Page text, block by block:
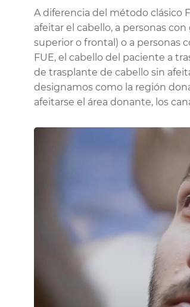
A diferencia del método clásico
afeitar el cabello, a personas
superior o frontal) o a personas
FUE, el cabello del paciente a
de trasplante de cabello sin
designamos como la región
afeitarse el área donante, los